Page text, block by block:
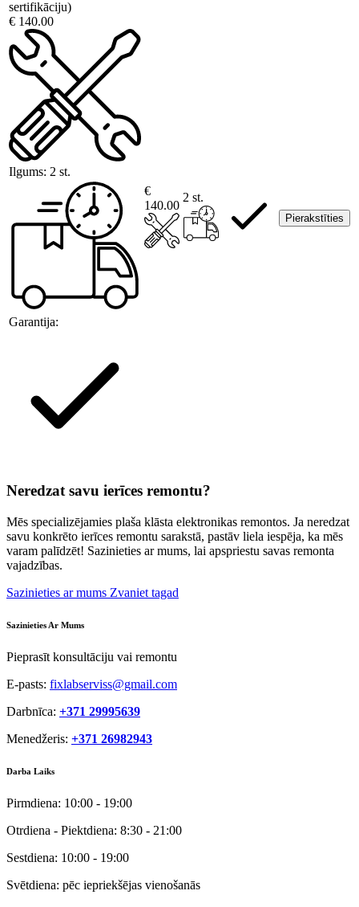
sertifikāciju)
€ 140.00
Ilgums: 2 st.
Garantija:
€
140.00
2 st.
Pierakstīties
Neredzat savu ierīces remontu?
Mēs specializējamies plaša klāsta elektronikas remontos. Ja neredzat
savu konkrēto ierīces remontu sarakstā, pastāv liela iespēja, ka mēs
varam palīdzēt! Sazinieties ar mums, lai apspriestu savas remonta
vajadzības.
Sazinieties ar mums Zvaniet tagad
Sazinieties Ar Mums
Pieprasīt konsultāciju vai remontu
E-pasts: fixlabserviss@gmail.com
Darbnīca: +371 29995639
Menedžeris: +371 26982943
Darba Laiks
Pirmdiena: 10:00 - 19:00
Otrdiena - Piektdiena: 8:30 - 21:00
Sestdiena: 10:00 - 19:00
Svētdiena: pēc iepriekšējas vienošanās